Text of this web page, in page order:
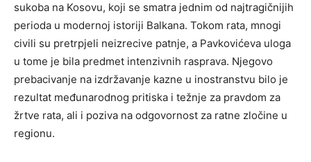
sukoba na Kosovu, koji se smatra jednim od najtragičnijih
perioda u modernoj istoriji Balkana. Tokom rata, mnogi
civili su pretrpjeli neizrecive patnje, a Pavkovićeva uloga
u tome je bila predmet intenzivnih rasprava. Njegovo
prebacivanje na izdržavanje kazne u inostranstvu bilo je
rezultat međunarodnog pritiska i težnje za pravdom za
žrtve rata, ali i poziva na odgovornost za ratne zločine u
regionu.